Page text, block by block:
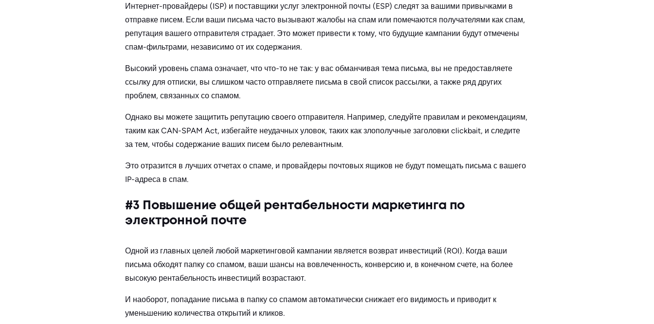
Интернет-провайдеры (ISP) и поставщики услуг электронной почты (ESP) следят за вашими привычками в
отправке писем. Если ваши письма часто вызывают жалобы на спам или помечаются получателями как спам,
репутация вашего отправителя страдает. Это может привести к тому, что будущие кампании будут отмечены
спам-фильтрами, независимо от их содержания.
Высокий уровень спама означает, что что-то не так: у вас обманчивая тема письма, вы не предоставляете
ссылку для отписки, вы слишком часто отправляете письма в свой список рассылки, а также ряд других
проблем, связанных со спамом.
Однако вы можете защитить репутацию своего отправителя. Например, следуйте правилам и рекомендациям,
таким как CAN-SPAM Act, избегайте неудачных уловок, таких как злополучные заголовки clickbait, и следите
за тем, чтобы содержание ваших писем было релевантным.
Это отразится в лучших отчетах о спаме, и провайдеры почтовых ящиков не будут помещать письма с вашего
IP-адреса в спам.
#3 Повышение общей рентабельности маркетинга по
электронной почте
Одной из главных целей любой маркетинговой кампании является возврат инвестиций (ROI). Когда ваши
письма обходят папку со спамом, ваши шансы на вовлеченность, конверсию и, в конечном счете, на более
высокую рентабельность инвестиций возрастают.
И наоборот, попадание письма в папку со спамом автоматически снижает его видимость и приводит к
уменьшению количества открытий и кликов.